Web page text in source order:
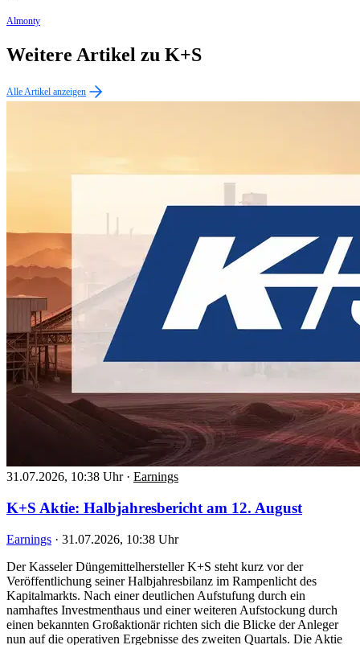
Almonty
Weitere Artikel zu K+S
Alle Artikel anzeigen
31.07.2026, 10:38 Uhr · Earnings
K+S Aktie: Halbjahresbericht am 12. August
Earnings · 31.07.2026, 10:38 Uhr
Der Kasseler Düngemittelhersteller K+S steht kurz vor der
Veröffentlichung seiner Halbjahresbilanz im Rampenlicht des
Kapitalmarkts. Nach einer deutlichen Aufstufung durch ein
namhaftes Investmenthaus und einer weiteren Aufstockung durch
einen bekannten Großaktionär richten sich die Blicke der Anleger
nun auf die operativen Ergebnisse des zweiten Quartals. Die Aktie